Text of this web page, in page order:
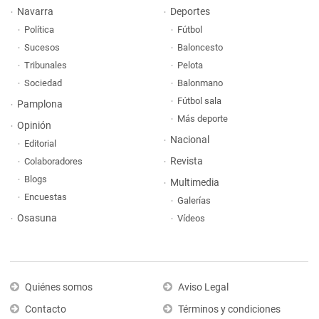
Navarra
Política
Sucesos
Tribunales
Sociedad
Pamplona
Opinión
Editorial
Colaboradores
Blogs
Encuestas
Osasuna
Deportes
Fútbol
Baloncesto
Pelota
Balonmano
Fútbol sala
Más deporte
Nacional
Revista
Multimedia
Galerías
Vídeos
Quiénes somos
Contacto
Aviso Legal
Términos y condiciones